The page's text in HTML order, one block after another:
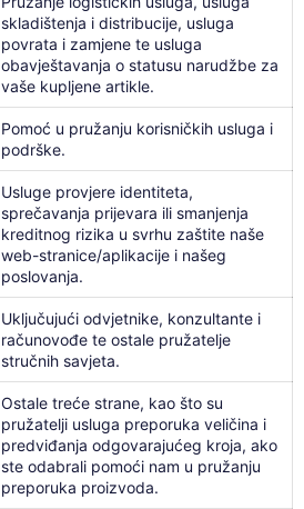
skladištenja i distribucije, usluga
povrata i zamjene te usluga
obavještavanja o statusu narudžbe za
vaše kupljene artikle.
Pomoć u pružanju korisničkih usluga i
podrške.
Usluge provjere identiteta,
sprečavanja prijevara ili smanjenja
kreditnog rizika u svrhu zaštite naše
web-stranice/aplikacije i našeg
poslovanja.
Uključujući odvjetnike, konzultante i
računovođe te ostale pružatelje
stručnih savjeta.
Ostale treće strane, kao što su
pružatelji usluga preporuka veličina i
predviđanja odgovarajućeg kroja, ako
ste odabrali pomoći nam u pružanju
preporuka proizvoda.